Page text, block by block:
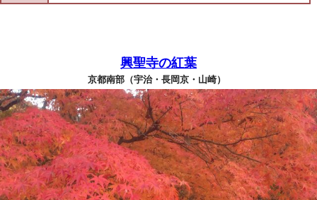
興聖寺の紅葉
京都南部（宇治・長岡京・山崎）